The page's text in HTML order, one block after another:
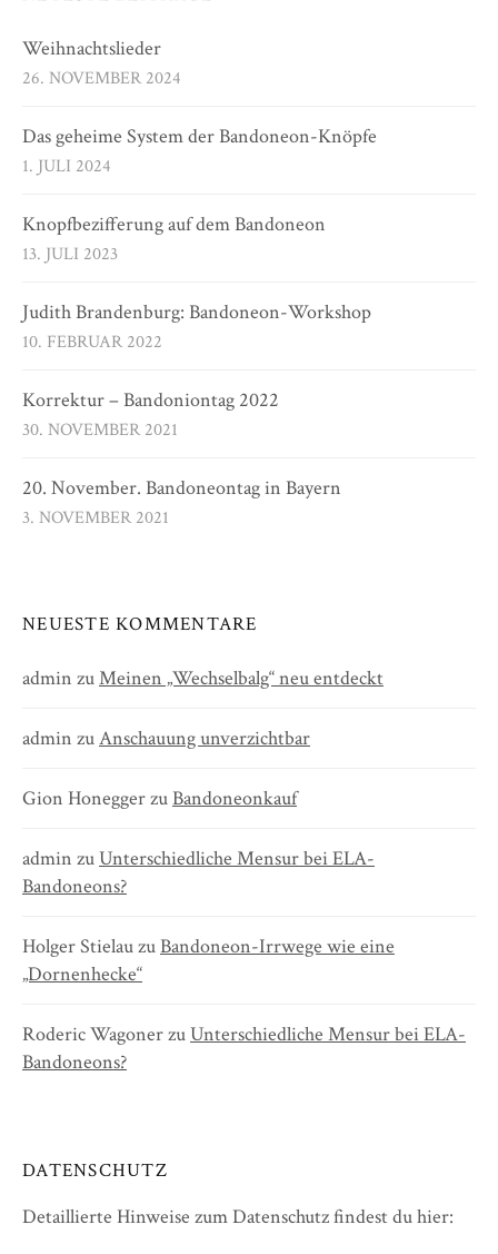
Weihnachtslieder
26. NOVEMBER 2024
Das geheime System der Bandoneon-Knöpfe
1. JULI 2024
Knopfbezifferung auf dem Bandoneon
13. JULI 2023
Judith Brandenburg: Bandoneon-Workshop
10. FEBRUAR 2022
Korrektur – Bandoniontag 2022
30. NOVEMBER 2021
20. November. Bandoneontag in Bayern
3. NOVEMBER 2021
NEUESTE KOMMENTARE
admin zuMeinen „Wechselbalg“ neu entdeckt
admin zuAnschauung unverzichtbar
Gion HoneggerzuBandoneonkauf
admin zuUnterschiedliche Mensur bei ELA-
Bandoneons?
Holger StielauzuBandoneon-Irrwege wie eine
„Dornenhecke“
Roderic WagonerzuUnterschiedliche Mensur bei ELA-
Bandoneons?
DATENSCHUTZ
Detaillierte Hinweise zum Datenschutz findest du hier: